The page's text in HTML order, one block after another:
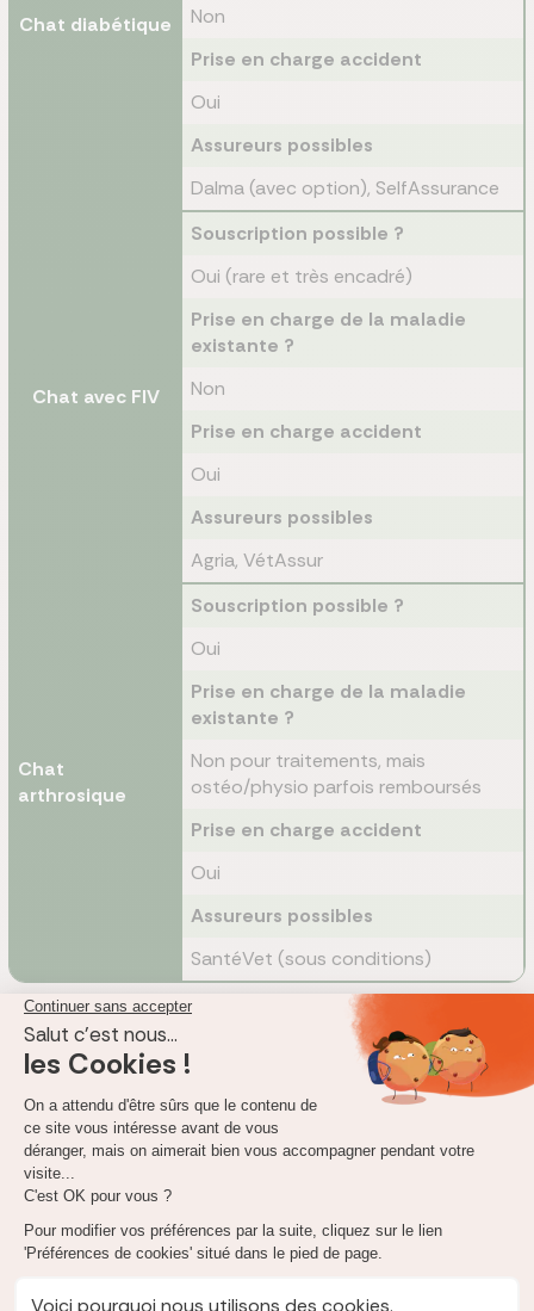
Chat diabétique
Non
Prise en charge accident
Oui
Assureurs possibles
Dalma (avec option), SelfAssurance
Chat avec FIV
Souscription possible ?
Oui (rare et très encadré)
Prise en charge de la maladie
existante ?
Non
Prise en charge accident
Oui
Assureurs possibles
Agria, VétAssur
Chat
arthrosique
Souscription possible ?
Oui
Prise en charge de la maladie
existante ?
Non pour traitements, mais
ostéo/physio parfois remboursés
Prise en charge accident
Oui
Assureurs possibles
SantéVet (sous conditions)
Notre conseil
Si votre chat souffre d'un trouble ancien, choisissez une
formule incluant un forfait bien-être. Vous pourrez être
partiellement remboursé pour les consultations de suivi, les
compléments alimentaires ou soins alternatifs, ainsi que les
vaccins et détartrages annuels.
Quel est le prix d’une assurance chat sans limite